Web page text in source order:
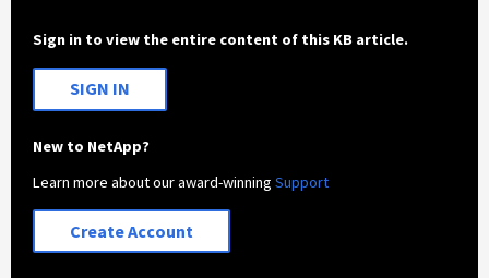
Sign in to view the entire content of this KB article.
SIGN IN
New to NetApp?
Learn more about our award-winningSupport
Create Account